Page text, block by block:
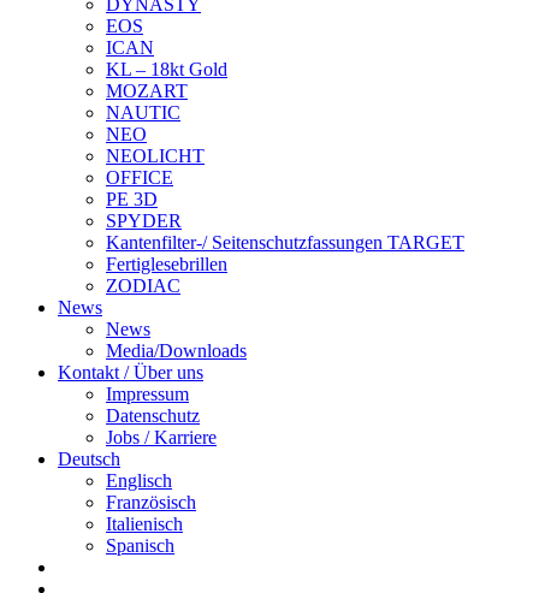
DYNASTY
EOS
ICAN
KL – 18kt Gold
MOZART
NAUTIC
NEO
NEOLICHT
OFFICE
PE 3D
SPYDER
Kantenfilter-/ Seitenschutzfassungen TARGET
Fertiglesebrillen
ZODIAC
News
News
Media/Downloads
Kontakt / Über uns
Impressum
Datenschutz
Jobs / Karriere
Deutsch
Englisch
Französisch
Italienisch
Spanisch